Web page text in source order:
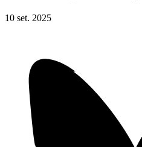
10 set. 2025